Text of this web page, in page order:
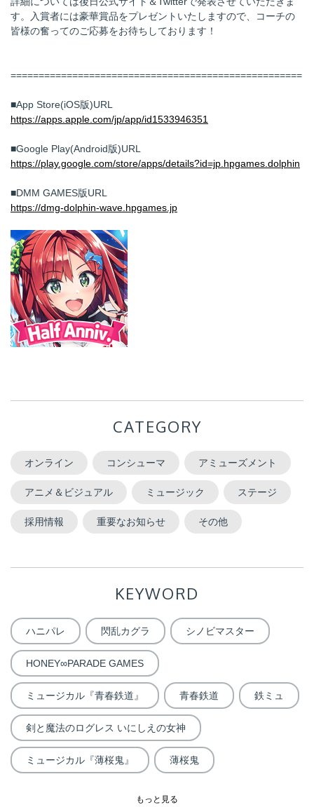
す。入賞者には豪華賞品をプレゼントいたしますので、コーチの
皆様の奮ってのご応募をお待ちしております！
====================================================
■App Store(iOS版)URL
https://apps.apple.com/jp/app/id1533946351
■Google Play(Android版)URL
https://play.google.com/store/apps/details?id=jp.hpgames.dolphin
■DMM GAMES版URL
https://dmg-dolphin-wave.hpgames.jp
CATEGORY
オンライン コンシューマ アミューズメント
アニメ＆ビジュアル ミュージック ステージ
採用情報 重要なお知らせ その他
KEYWORD
ハニパレ 閃乱カグラ シノビマスター
HONEY∞PARADE GAMES
ミュージカル『青春鉄道』 青春鉄道 鉄ミュ
剣と魔法のログレス いにしえの女神
ミュージカル『薄桜鬼』 薄桜鬼
もっと見る